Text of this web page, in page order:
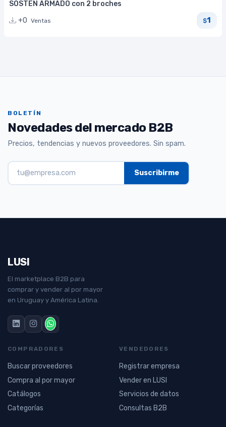
SOSTEN ARMADO con 2 broches
+0 Ventas $1
BOLETÍN
Novedades del mercado B2B
Precios, tendencias y nuevos proveedores. Sin spam.
LUSI
El marketplace B2B para
comprar y vender al por mayor
en Uruguay y América Latina.
COMPRADORES
Buscar proveedores
Compra al por mayor
Catálogos
Categorías
VENDEDORES
Registrar empresa
Vender en LUSI
Servicios de datos
Consultas B2B